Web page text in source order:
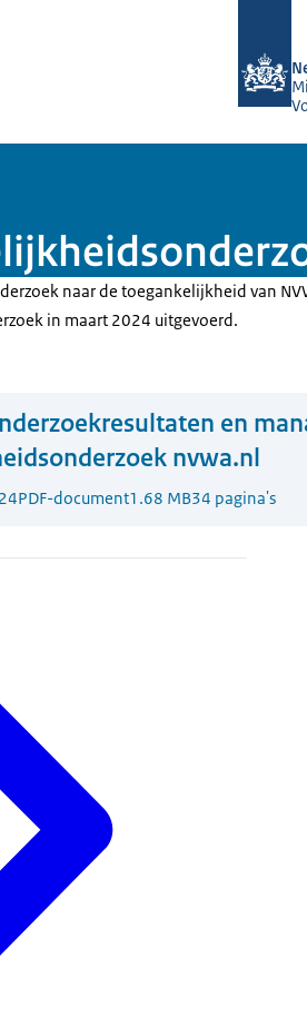
naar de toegankelijkheid van
in maart 2024 uitgevoerd.
en
nvwa.nl
PDF-document1.68 MB34 pagina's